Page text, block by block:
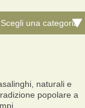
naturali e
popolare a